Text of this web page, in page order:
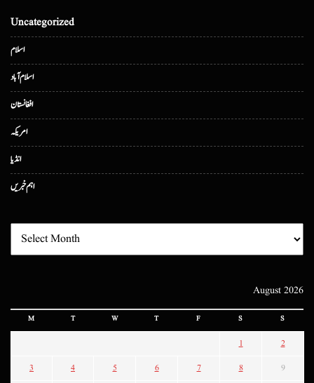
Uncategorized
اسلام
اسلام آباد
افغانستان
امریکہ
انڈیا
اہم خبریں
August 2026
M T W T F S S
1 2
3 4 5 6 7 8 9